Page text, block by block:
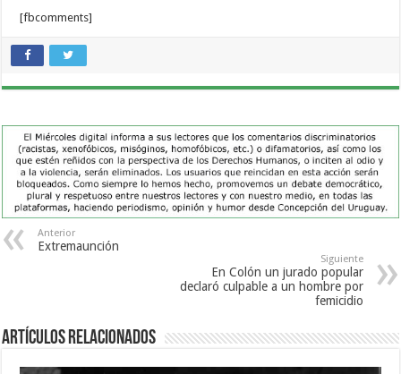
[fbcomments]
Anterior
Extremaunción
Siguiente
En Colón un jurado popular
declaró culpable a un hombre por
femicidio
Artículos Relacionados